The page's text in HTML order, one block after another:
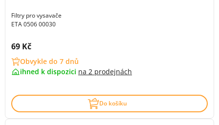
Filtry pro vysavače
ETA 0506 00030
Cena s DPH:
69 Kč
Obvykle do 7 dnů
ihned k dispozici na 2 prodejnách
Do košíku